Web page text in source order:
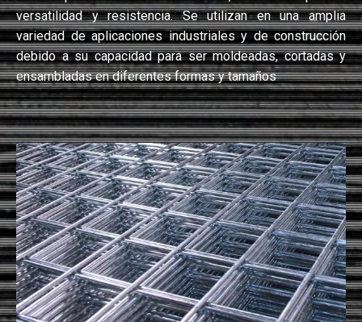
versatilidad y resistencia. Se utilizan en una amplia
variedad de aplicaciones industriales y de construcción
debido a su capacidad para ser moldeadas, cortadas y
ensambladas en diferentes formas y tamaños